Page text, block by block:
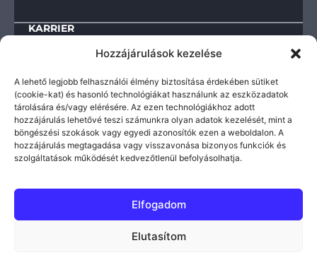
Hozzájárulások kezelése
A lehető legjobb felhasználói élmény biztosítása érdekében sütiket
(cookie-kat) és hasonló technológiákat használunk az eszközadatok
tárolására és/vagy elérésére. Az ezen technológiákhoz adott
hozzájárulás lehetővé teszi számunkra olyan adatok kezelését, mint a
böngészési szokások vagy egyedi azonosítók ezen a weboldalon. A
hozzájárulás megtagadása vagy visszavonása bizonyos funkciók és
szolgáltatások működését kedvezőtlenül befolyásolhatja.
Elfogadom
Elutasítom
KARRIER
Letölthető dokumentumok
IMPRESSZUM
TEVÉKENYSÉGRE ÉS MŰKÖDÉSRE VONATKOZÓ ADATOK
© 2025-2026 | VIKI – Védelmi Innovációs